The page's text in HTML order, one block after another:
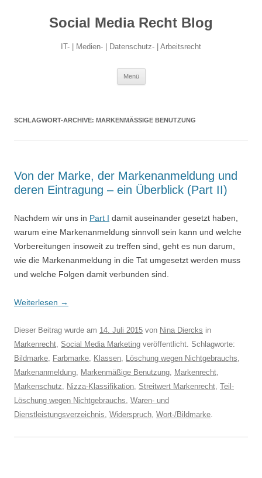
Social Media Recht Blog
IT- | Medien- | Datenschutz- | Arbeitsrecht
Menü
SCHLAGWORT-ARCHIVE: MARKENMÄSSIGE BENUTZUNG
Von der Marke, der Markenanmeldung und
deren Eintragung – ein Überblick (Part II)
Nachdem wir uns in Part I damit auseinander gesetzt haben,
warum eine Markenanmeldung sinnvoll sein kann und welche
Vorbereitungen insoweit zu treffen sind, geht es nun darum,
wie die Markenanmeldung in die Tat umgesetzt werden muss
und welche Folgen damit verbunden sind.
Weiterlesen →
Dieser Beitrag wurde am 14. Juli 2015 von Nina Diercks in
Markenrecht, Social Media Marketing veröffentlicht. Schlagworte:
Bildmarke, Farbmarke, Klassen, Löschung wegen Nichtgebrauchs,
Markenanmeldung, Markenmäßige Benutzung, Markenrecht,
Markenschutz, Nizza-Klassifikation, Streitwert Markenrecht, Teil-
Löschung wegen Nichtgebrauchs, Waren- und
Dienstleistungsverzeichnis, Widerspruch, Wort-/Bildmarke.